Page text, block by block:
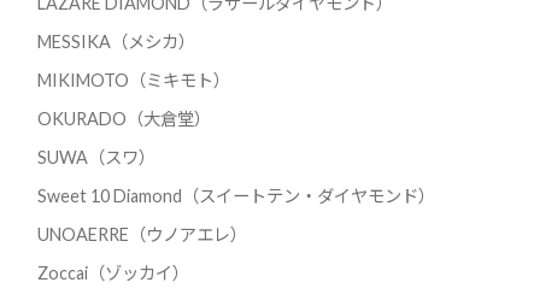
MESSIKA（メシカ）
MIKIMOTO（ミキモト）
OKURADO（大倉堂）
SUWA（スワ）
Sweet 10 Diamond（スイートテン・ダイヤモンド）
UNOAERRE（ウノアエレ）
Zoccai（ゾッカイ）